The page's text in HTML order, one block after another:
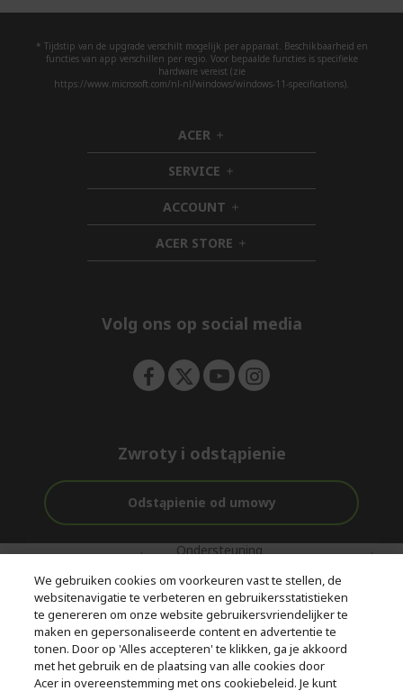
* Tijdstip van de upgrade verschilt mogelijk per apparaat. Beschikbaarheid en
functies van app verschillen per regio. Voor bepaalde functies is specifieke
hardware vereist (zie
https://www.microsoft.com/nl-nl/windows/windows-11-specifications).
ACER h
i
d
d
e
n
SERVICE h
i
d
d
e
n
ACCOUNT h
i
d
d
ACER STORE h
i
e
Volg ons op social media
Zwroty i odstąpienie
Odstąpienie od umowy
Gratis
bezorging
Ondersteuning
aankoop
Met 0%
Rente
© 2026 Acer Inc.
CPYou BV is de erkende reseller van de producten en diensten die
in deze winkel worden aangeboden.
We gebruiken cookies om voorkeuren vast te stellen, de
websitenavigatie te verbeteren en gebruikersstatistieken
te genereren om onze website gebruikersvriendelijker te
maken en gepersonaliseerde content en advertentie te
tonen. Door op 'Alles accepteren' te klikken, ga je akkoord
met het gebruik en de plaatsing van alle cookies door
Acer in overeenstemming met ons cookiebeleid. Je kunt